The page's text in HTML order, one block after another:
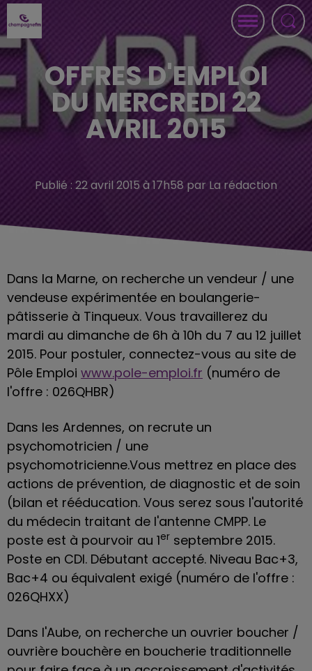
OFFRES D'EMPLOI
DU MERCREDI 22
AVRIL 2015
Publié : 22 avril 2015 à 17h58 par La rédaction
Dans la Marne, on recherche un vendeur / une
vendeuse expérimentée en boulangerie-
pâtisserie à Tinqueux. Vous travaillerez du
mardi au dimanche de 6h à 10h du 7 au 12 juillet
2015. Pour postuler, connectez-vous au site de
Pôle Emploi www.pole-emploi.fr (numéro de
l'offre : 026QHBR)
Dans les Ardennes, on recrute un
psychomotricien / une
psychomotricienne.Vous mettrez en place des
actions de prévention, de diagnostic et de soin
(bilan et rééducation. Vous serez sous l'autorité
du médecin traitant de l'antenne CMPP. Le
poste est à pourvoir au 1er septembre 2015.
Poste en CDI. Débutant accepté. Niveau Bac+3,
Bac+4 ou équivalent exigé (numéro de l'offre :
026QHXX)
Dans l'Aube, on recherche un ouvrier boucher /
ouvrière bouchère en boucherie traditionnelle